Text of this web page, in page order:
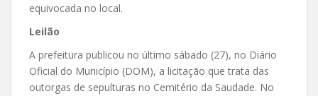
equivocada no local.
Leilão
A prefeitura publicou no último sábado (27), no Diário
Oficial do Município (DOM), a licitação que trata das
outorgas de sepulturas no Cemitério da Saudade. No